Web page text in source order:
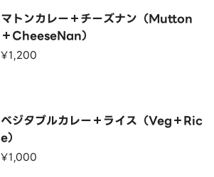
マトンカレー＋チーズナン（Mutton
＋CheeseNan）
¥1,200
ベジタブルカレー＋ライス（Veg＋Ric
e）
¥1,000